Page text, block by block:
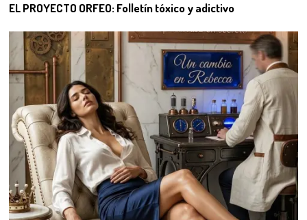
EL PROYECTO ORFEO: Folletín tóxico y adictivo